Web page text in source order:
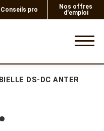
Conseils pro
Nos offres
d'emploi
BIELLE DS-DC ANTER